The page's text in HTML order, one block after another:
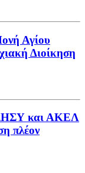
Αγίου
Διοίκηση
ΔΗΣΥ και ΑΚΕΛ
πλέον